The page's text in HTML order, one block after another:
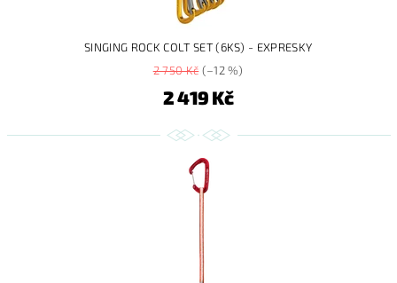
SINGING ROCK COLT SET (6KS) - EXPRESKY
2 750 Kč(–12 %)
2 419 Kč